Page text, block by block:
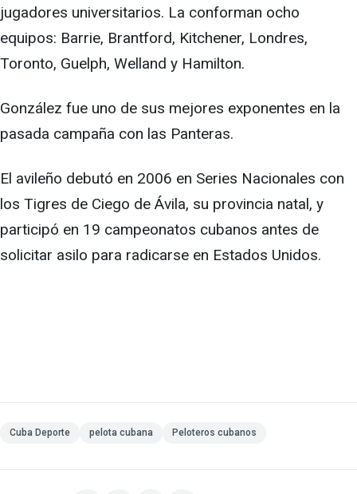
jugadores universitarios. La conforman ocho
equipos: Barrie, Brantford, Kitchener, Londres,
Toronto, Guelph, Welland y Hamilton.
González fue uno de sus mejores exponentes en la
pasada campaña con las Panteras.
El avileño debutó en 2006 en Series Nacionales con
los Tigres de Ciego de Ávila, su provincia natal, y
participó en 19 campeonatos cubanos antes de
solicitar asilo para radicarse en Estados Unidos.
Cuba Deporte pelota cubana Peloteros cubanos